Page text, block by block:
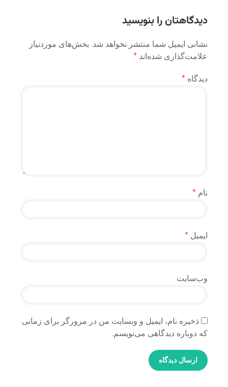
دیدگاهتان را بنویسید
نشانی ایمیل شما منتشر نخواهد شد. بخش‌های موردنیاز
علامت‌گذاری شده‌اند *
دیدگاه *
نام *
ایمیل *
وب‌سایت
ذخیره نام، ایمیل و وبسایت من در مرورگر برای زمانی
که دوباره دیدگاهی می‌نویسم.